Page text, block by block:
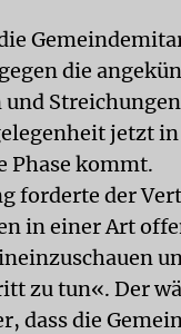
die
jetzt
Phase kommt.
forderte der
in einer Art
zu tun«. Der
dass die